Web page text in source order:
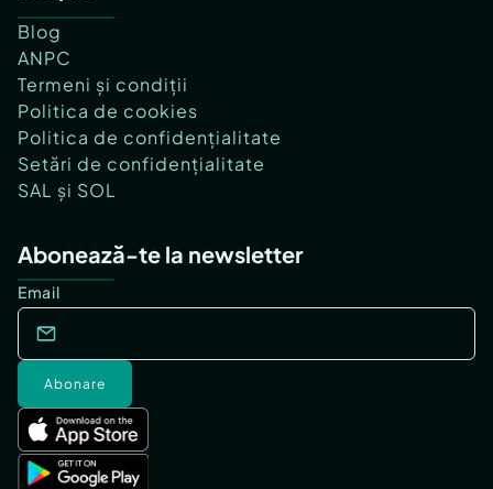
Blog
ANPC
Termeni și condiții
Politica de cookies
Politica de confidențialitate
Setări de confidențialitate
SAL și SOL
Abonează-te la newsletter
Email
Abonare